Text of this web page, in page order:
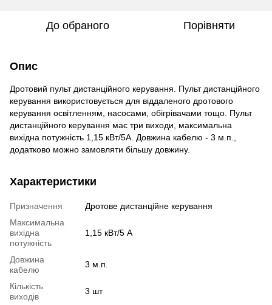
До обраного Порівняти
Опис
Дротовий пульт дистанційного керування. Пульт дистанційного
керування використовується для віддаленого дротового
керування освітленням, насосами, обігрівачами тощо. Пульт
дистанційного керування має три виходи, максимальна
вихідна потужність 1,15 кВт/5А. Довжина кабелю - 3 м.п.,
додатково можно замовляти більшу довжину.
Характеристики
Призначення
Дротове дистанційне керування
Максимальна
вихідна
потужність
1,15 кВт/5 А
Довжина
кабелю
3 м.п.
Кількість
виходів
3 шт